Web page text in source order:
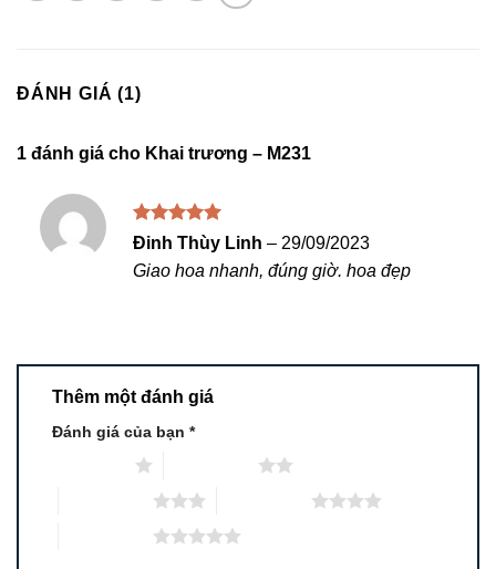
ĐÁNH GIÁ (1)
1 đánh giá cho Khai trương – M231
Được xếp
sao
Đinh Thùy Linh – 29/09/2023
Giao hoa nhanh, đúng giờ. hoa đẹp
Thêm một đánh giá
Đánh giá của bạn *